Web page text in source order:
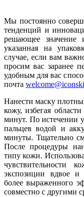
Мы постоянно
тенденций и
решающее значение
указанная на
случае, если вам
просим вас заранее
удобным для вас
почта
Нанести маску
кожу, избегая
минут. По истечении
пальцев водой и
минуты. Тщательно
После процедуры
типу кожи.
чувствительности
экспозиции вдвое и
более выраженного
совместно с другими